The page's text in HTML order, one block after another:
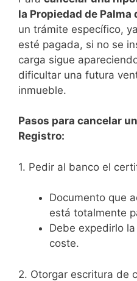
la Propiedad de Palma
un trámite específico,
esté pagada, si no se
carga sigue
dificultar una futura
inmueble.
Pasos para cancelar
Registro:
1. Pedir al banco el
Documento que
está totalmente
Debe expedirlo
coste.
2. Otorgar escritura de